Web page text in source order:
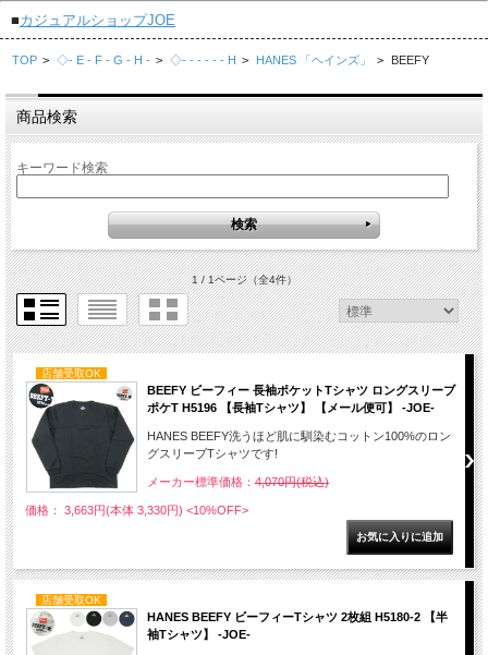
■カジュアルショップJOE
TOP > ◇- E - F - G - H - > ◇- - - - - - H > HANES 「ヘインズ」 > BEEFY
商品検索
キーワード検索
1 / 1ページ（全4件）
店舗受取OK
BEEFY ビーフィー 長袖ポケットTシャツ ロングスリーブ
ポケT H5196 【長袖Tシャツ】 【メール便可】 -JOE-
HANES BEEFY洗うほど肌に馴染むコットン100%のロン
グスリーブTシャツです!
メーカー標準価格： 4,070円(税込)
価格： 3,663円(本体 3,330円) <10%OFF>
店舗受取OK
HANES BEEFY ビーフィーTシャツ 2枚組 H5180-2 【半
袖Tシャツ】 -JOE-